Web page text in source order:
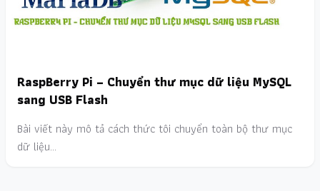
RaspBerry Pi – Chuyển thư mục dữ liệu MySQL
sang USB Flash
Bài viết này mô tả cách thức tôi chuyển toàn bộ thư mục
dữ liệu…